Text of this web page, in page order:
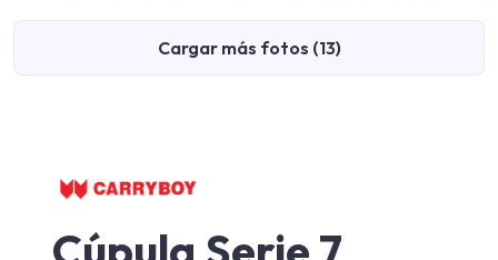
Cargar más fotos (13)